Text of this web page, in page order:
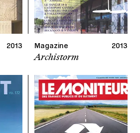
2013 Magazine 2013
Archistorm